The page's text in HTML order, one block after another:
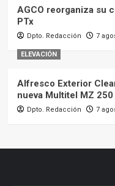
AGCO reorganiza su
PTx
Dpto. Redacción 7
ELEVACIÓN
Alfresco Exterior
nueva Multitel MZ 250
Dpto. Redacción 7